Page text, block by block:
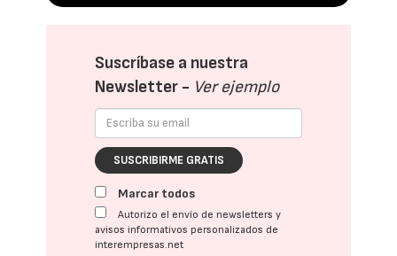
Suscríbase a nuestra
Newsletter - Ver ejemplo
SUSCRIBIRME GRATIS
Marcar todos
Autorizo el envío de newsletters y
avisos informativos personalizados de
interempresas.net